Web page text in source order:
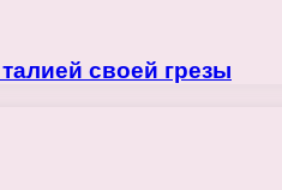
своей грезы